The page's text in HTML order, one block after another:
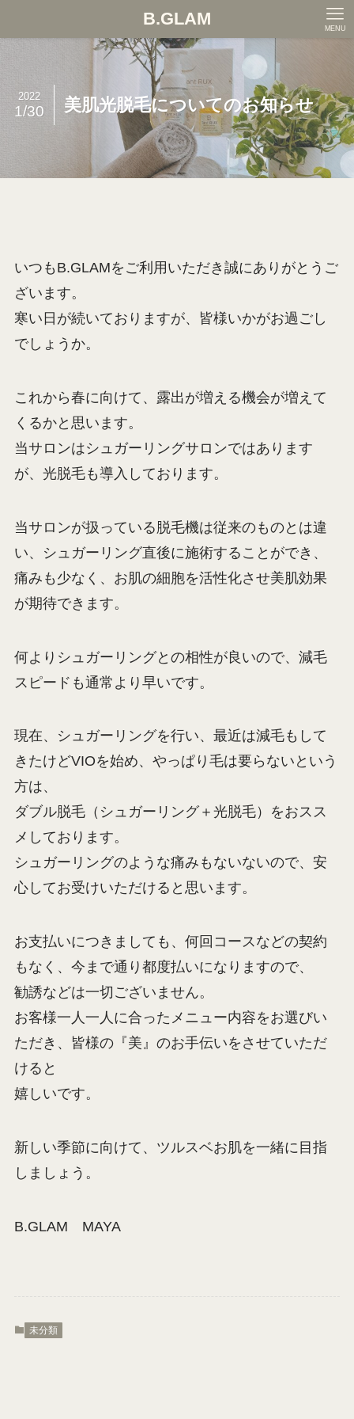
B.GLAM MENU
美肌光脱毛についてのお知らせ
2022
1/30
いつもB.GLAMをご利用いただき誠にありがとうご
ざいます。
寒い日が続いておりますが、皆様いかがお過ごし
でしょうか。
これから春に向けて、露出が増える機会が増えて
くるかと思います。
当サロンはシュガーリングサロンではあります
が、光脱毛も導入しております。
当サロンが扱っている脱毛機は従来のものとは違
い、シュガーリング直後に施術することができ、
痛みも少なく、お肌の細胞を活性化させ美肌効果
が期待できます。
何よりシュガーリングとの相性が良いので、減毛
スピードも通常より早いです。
現在、シュガーリングを行い、最近は減毛もして
きたけどVIOを始め、やっぱり毛は要らないという
方は、
ダブル脱毛（シュガーリング＋光脱毛）をおスス
メしております。
シュガーリングのような痛みもないないので、安
心してお受けいただけると思います。
お支払いにつきましても、何回コースなどの契約
もなく、今まで通り都度払いになりますので、
勧誘などは一切ございません。
お客様一人一人に合ったメニュー内容をお選びい
ただき、皆様の『美』のお手伝いをさせていただ
けると
嬉しいです。
新しい季節に向けて、ツルスベお肌を一緒に目指
しましょう。
B.GLAM MAYA
未分類